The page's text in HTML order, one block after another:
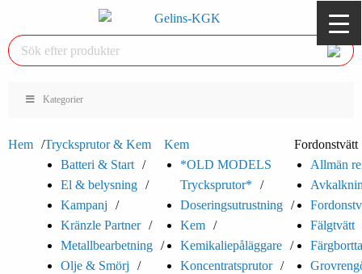
Kategorier
Hem
Trycksprutor & Kem
Batteri & Start
El & belysning
Kampanj
Kränzle Partner
Metallbearbetning
Olje & Smörj
Kem
*OLD MODELS
Trycksprutor*
Doseringsutrustning
Kem
Kemikaliepåläggare
Koncentratsprutor
Fordonstvätt
Allmän
Fälgtvätt